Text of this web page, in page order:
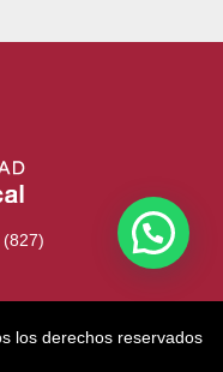
los derechos reservados